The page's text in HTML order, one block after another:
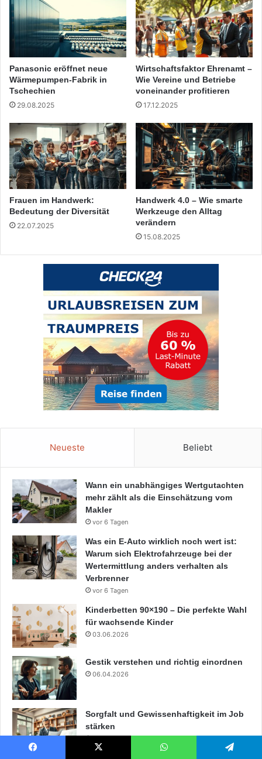
Panasonic eröffnet neue
Wärmepumpen-Fabrik in
Tschechien
29.08.2025
Wirtschaftsfaktor Ehrenamt –
Wie Vereine und Betriebe
voneinander profitieren
17.12.2025
Frauen im Handwerk:
Bedeutung der Diversität
22.07.2025
Handwerk 4.0 – Wie smarte
Werkzeuge den Alltag
verändern
15.08.2025
Neueste Beliebt
Wann ein unabhängiges Wertgutachten
mehr zählt als die Einschätzung vom
Makler
vor 6 Tagen
Was ein E-Auto wirklich noch wert ist:
Warum sich Elektrofahrzeuge bei der
Wertermittlung anders verhalten als
Verbrenner
vor 6 Tagen
Kinderbetten 90×190 – Die perfekte Wahl
für wachsende Kinder
03.06.2026
Gestik verstehen und richtig einordnen
06.04.2026
Sorgfalt und Gewissenhaftigkeit im Job
stärken
05.04.2026